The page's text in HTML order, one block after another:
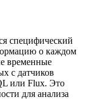
специфический
о каждом
временные
с датчиков
или Flux. Это
для анализа